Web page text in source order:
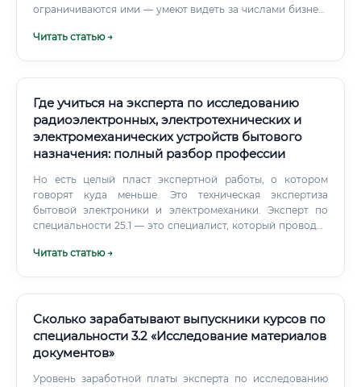
ограничиваются ими — умеют видеть за числами бизнес-
голове и выстраивать причинно-следственные цепочки ✅
свои слова и выводы ⚠️ Кому точно будет тяжело: людям,
которые не терпят неопределённости и хотят работать по
чёткому алгоритму. В каждом деле — своя специфика,
своя документация, свои вопросы.
Читать статью →
Где учиться на эксперта по исследованию
радиоэлектронных, электротехнических и
электромеханических устройств бытового
назначения: полный разбор профессии
Но есть целый пласт экспертной работы, о котором
говорят куда меньше. Это техническая экспертиза
бытовой электроники и электромеханики. Эксперт по
специальности 25.1 — это специалист, который проводит
Читать статью →
Сколько зарабатывают выпускники курсов по
специальности 3.2 «Исследование материалов
документов»
Уровень заработной платы эксперта по исследованию